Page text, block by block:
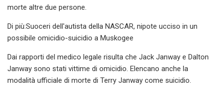
morte altre due persone.
Di più:Suoceri dell'autista della NASCAR, nipote ucciso in un
possibile omicidio-suicidio a Muskogee
Dai rapporti del medico legale risulta che Jack Janway e Dalton
Janway sono stati vittime di omicidio. Elencano anche la
modalità ufficiale di morte di Terry Janway come suicidio.